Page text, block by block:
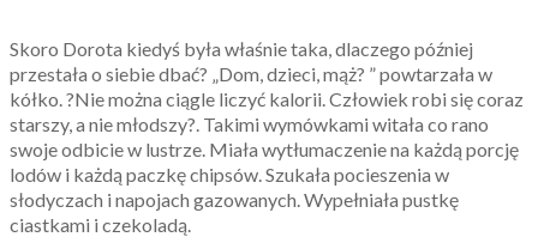
Skoro Dorota kiedyś była właśnie taka, dlaczego później
przestała o siebie dbać? „Dom, dzieci, mąż? ” powtarzała w
kółko. ?Nie można ciągle liczyć kalorii. Człowiek robi się coraz
starszy, a nie młodszy?. Takimi wymówkami witała co rano
swoje odbicie w lustrze. Miała wytłumaczenie na każdą porcję
lodów i każdą paczkę chipsów. Szukała pocieszenia w
słodyczach i napojach gazowanych. Wypełniała pustkę
ciastkami i czekoladą.